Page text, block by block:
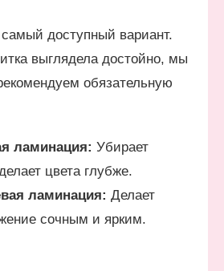
доступный вариант.
выглядела достойно, мы
обязательную
ламинация: Убирает
цвета глубже.
ламинация: Делает
сочным и ярким.